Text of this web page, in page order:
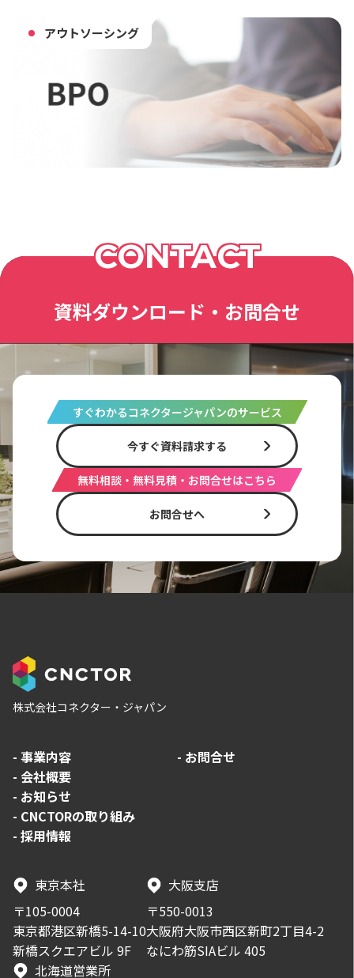
アウトソーシング
CONTACT
資料ダウンロード・お問合せ
すぐわかるコネクタージャパンのサービス
今すぐ資料請求する
無料相談・無料見積・お問合せはこちら
お問合せへ
株式会社コネクター・ジャパン
東京本社
〒105-0004
東京都港区新橋5-14-10
新橋スクエアビル 9F
大阪支店
〒550-0013
大阪府大阪市西区新町2丁目4-2
なにわ筋SIAビル 405
北海道営業所
- 事業内容
- 会社概要
- お知らせ
- CNCTORの取り組み
- 採用情報
- お問合せ